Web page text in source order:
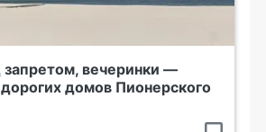
запретом, вечеринки —
домов Пионерского